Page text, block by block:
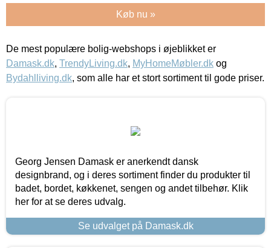
Køb nu »
De mest populære bolig-webshops i øjeblikket er
Damask.dk, TrendyLiving.dk, MyHomeMøbler.dk og
Bydahlliving.dk, som alle har et stort sortiment til gode priser.
Georg Jensen Damask er anerkendt dansk
designbrand, og i deres sortiment finder du produkter til
badet, bordet, køkkenet, sengen og andet tilbehør. Klik
her for at se deres udvalg.
Se udvalget på Damask.dk